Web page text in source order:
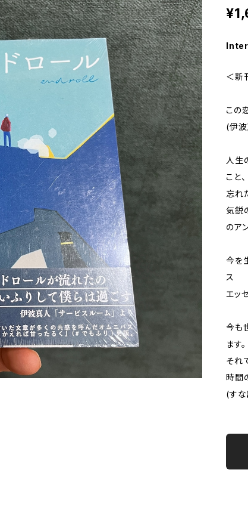
＜新
この
(伊波
人生
こと、
忘れ
気鋭
のア
今を
ス
エッ
今も
ます。
それ
時間
(すな